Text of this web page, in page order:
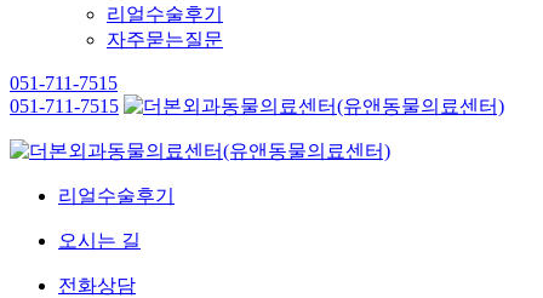
리얼수술후기
자주묻는질문
051-711-7515
051-711-7515
리얼수술후기
오시는 길
전화상담